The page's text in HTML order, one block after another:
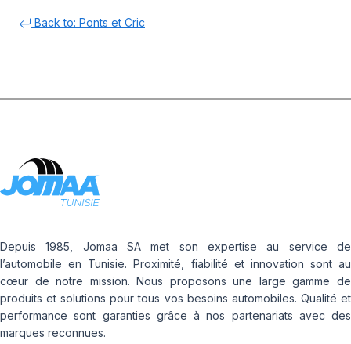
Back to: Ponts et Cric
Depuis 1985, Jomaa SA met son expertise au service de
l’automobile en Tunisie. Proximité, fiabilité et innovation sont au
cœur de notre mission. Nous proposons une large gamme de
produits et solutions pour tous vos besoins automobiles. Qualité et
performance sont garanties grâce à nos partenariats avec des
marques reconnues.